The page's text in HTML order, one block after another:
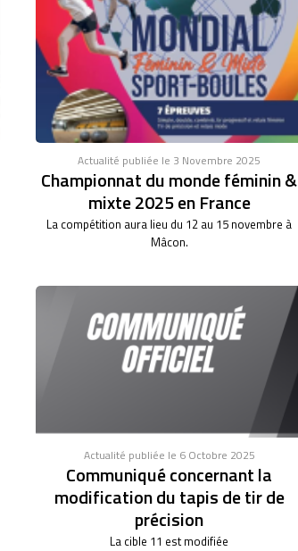
Actualité publiée le 3 Novembre 2025
Championnat du monde féminin &
mixte 2025 en France
La compétition aura lieu du 12 au 15 novembre à
Mâcon.
Actualité publiée le 6 Octobre 2025
Communiqué concernant la
modification du tapis de tir de
précision
La cible 11 est modifiée